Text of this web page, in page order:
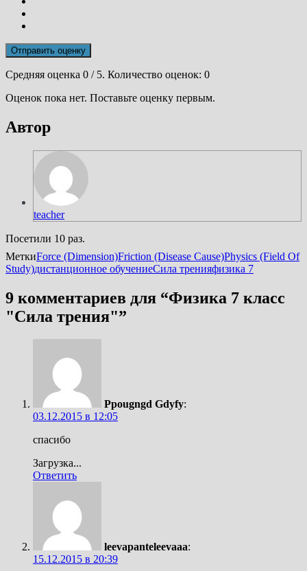
Отправить оценку
Средняя оценка 0 / 5. Количество оценок: 0
Оценок пока нет. Поставьте оценку первым.
Автор
teacher
Посетили 10 раз.
МеткиForce (Dimension)Friction (Disease Cause)Physics (Field Of
Study)дистанционное обучениеСила тренияфизика 7
9 комментариев для “Физика 7 класс
"Сила трения"”
Ppougngd Gdyfy:
03.12.2015 в 12:05
спасибо
Загрузка...
Ответить
leevapanteleevaaa:
15.12.2015 в 20:39